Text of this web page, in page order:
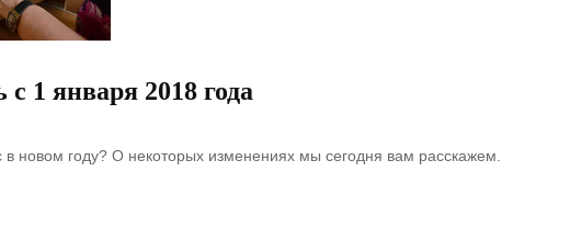
1 января 2018 года
новом году? О некоторых изменениях мы сегодня вам расскажем.